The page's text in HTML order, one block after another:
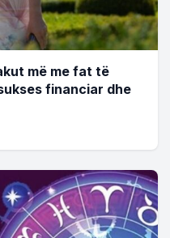
më me fat të
financiar dhe